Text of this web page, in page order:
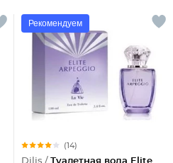
Рекомендуем
(14)